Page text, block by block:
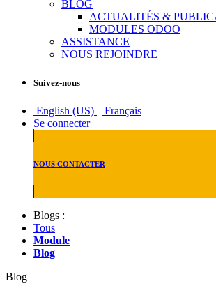
BLOG
ACTUALITÉS &
MODULES ODOO
ASSISTANCE
NOUS REJOINDRE
Suivez-nous
English (US) | Français
Se connecter
NOUS CONTACTER
Blogs :
Tous
Module
Blog
Blog